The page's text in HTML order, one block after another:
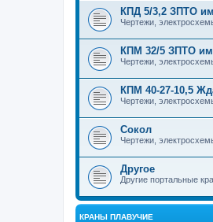
КПД 5/3,2 ЗПТО
Чертежи,
КПМ 32/5 ЗПТО
Чертежи,
КПМ 40-27-10,5
Чертежи,
Сокол
Чертежи,
Другое
Другие портальные
КРАНЫ ПЛАВУЧИЕ